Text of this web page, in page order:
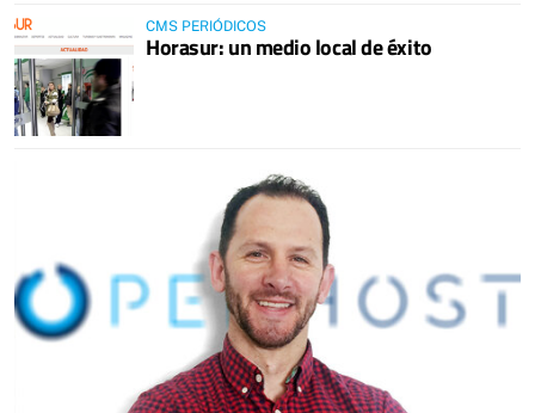
CMS PERIÓDICOS
Horasur: un medio local de éxito